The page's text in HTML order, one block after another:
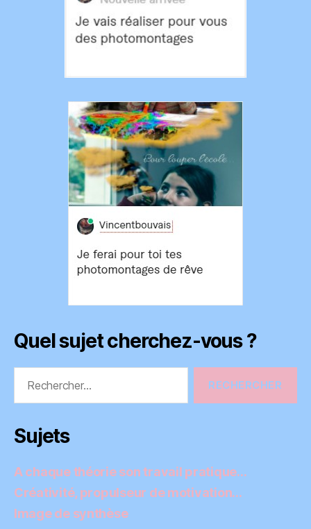
Quel sujet cherchez-vous ?
Sujets
A chaque théorie son travail pratique…
Créativité, propulseur de motivation…
Image de synthèse